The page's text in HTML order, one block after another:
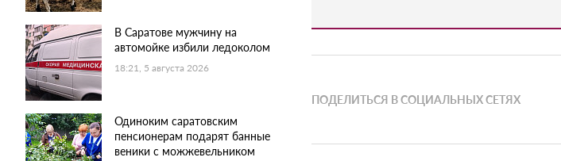
В Саратове мужчину на
автомойке избили ледоколом
18:21, 5 августа 2026
Одиноким саратовским
пенсионерам подарят банные
веники с можжевельником
ПОДЕЛИТЬСЯ В СОЦИАЛЬНЫХ СЕТЯХ